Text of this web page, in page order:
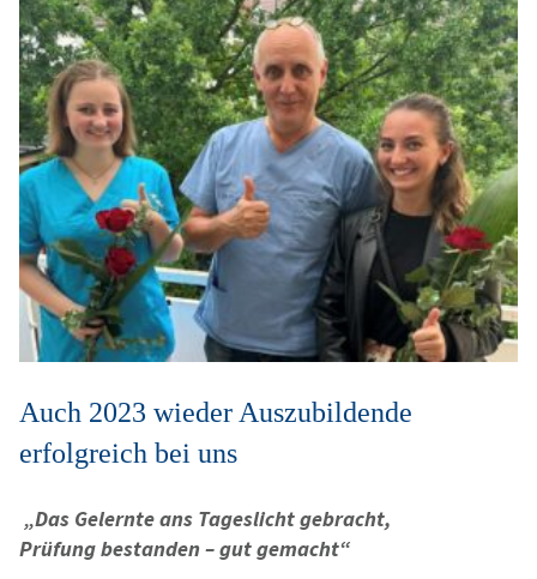
Auch 2023 wieder Auszubildende
erfolgreich bei uns
„Das Gelernte ans Tageslicht gebracht,
Prüfung bestanden – gut gemacht“